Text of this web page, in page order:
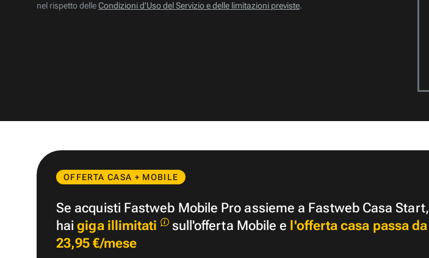
nel rispetto delleCondizioni d’Uso del Servizio e delle limitazioni previste.
OFFERTA CASA + MOBILE
Se acquisti Fastweb Mobile Pro assieme a Fastweb Casa Start,
haigiga illimitati sull'offerta Mobile e l'offerta casa passa da
23,95 €/mese